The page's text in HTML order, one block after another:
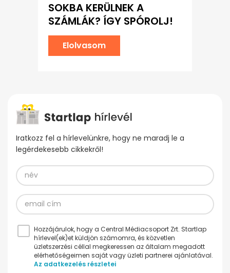
SOKBA KERÜLNEK A
SZÁMLÁK? ÍGY SPÓROLJ!
Elolvasom
Iratkozz fel a hírlevelünkre, hogy ne maradj le a
legérdekesebb cikkekről!
Hozzájárulok, hogy a Central Médiacsoport Zrt. Startlap
hírlevel(ek)et küldjön számomra, és közvetlen
üzletszerzési céllal megkeressen az általam megadott
elérhetőségeimen saját vagy üzleti partnerei ajánlatával.
Az adatkezelés részletei